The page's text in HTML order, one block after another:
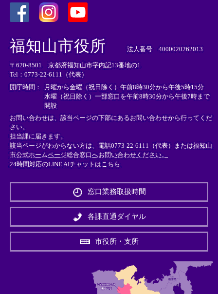
外
部
リ
ン
ク
＞
外
リ
ン
ク
＞
外
部
ン
ク
＞
福知山市役所 法人番号 4000020262013
〒620-8501 京都府福知山市字内記13番地の1
Tel：0773-22-6111（代表）
開庁時間：
月曜から金曜（祝日除く）午前8時30分から午後5時15分
水曜（祝日除く）一部窓口を午前8時30分から午後7時まで
開設
お問い合わせは、該当ページの下部にあるお問い合わせから行ってくだ
さい。
担当課に届きます。
該当ページがわからない方は、電話0773-22-6111（代表）または福知山
市公式ホームページ総合窓口へお問い合わせください。
24時間対応のLINE AIチャットはこちら
外
リ
ン
＞
窓口業務取扱時間
各課直通ダイヤル
市役所・支所